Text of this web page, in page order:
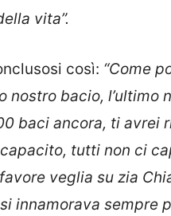
vita”.
così: “Come
nostro bacio,
baci ancora, ti avrei
tutti non ci
veglia su zia
innamorava sempre